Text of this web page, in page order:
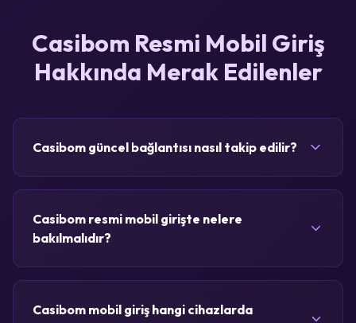
Casibom Resmi Mobil Giriş
Hakkında Merak Edilenler
Casibom güncel bağlantısı nasıl takip edilir?
Casibom resmi mobil girişte nelere
bakılmalıdır?
Casibom mobil giriş hangi cihazlarda